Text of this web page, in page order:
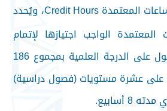
المعتمدةCredit Hours، ويُحدد
المعتمدة الواجب اجتيازها لإتمام
مراحل الدراسة والحصول على الدرجة العلمية بمجموع 186
على عشرة مستويات (فصول دراسية)
أسابيع.